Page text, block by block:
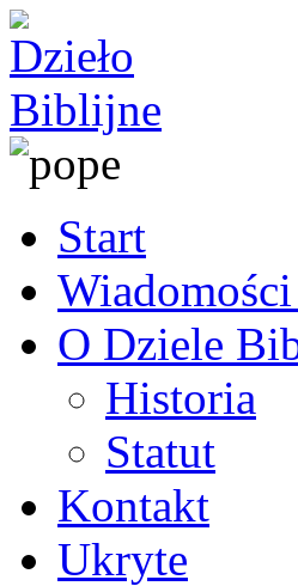
Start
O Dziele
Historia
Statut
Kontakt
Ukryte